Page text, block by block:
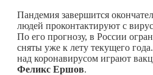
Пандемия завершится
людей проконтактируют с
По его прогнозу, в России
сняты уже к лету текущего
над коронавирусом играют
Феликс Ершов.